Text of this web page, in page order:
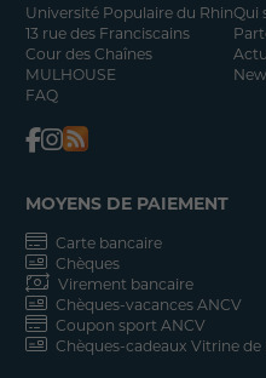
Université Populaire du Rhin
13 rue des Franciscains
Cour des Chaînes
MULHOUSE
FAQ
Qui
MOYENS DE PAIEMENT
Carte bancaire
Chèques
Virement bancaire
Chèques-vacances ANCV
Coupon sport ANCV
Chèques-cadeaux Vitrine